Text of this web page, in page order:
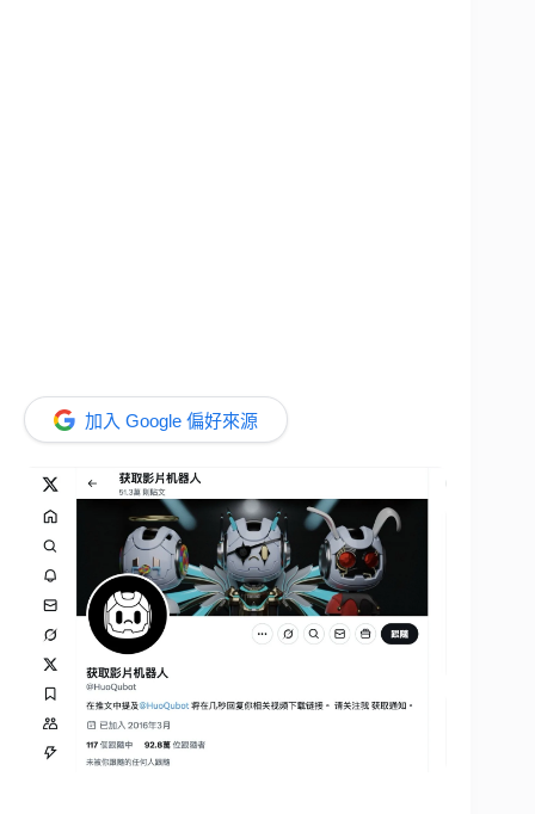
加入 Google 偏好來源